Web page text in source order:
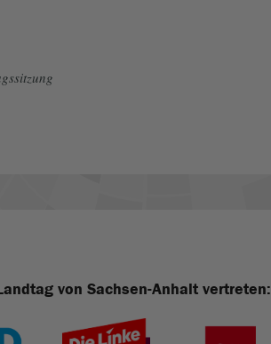
von Sachsen-Anhalt vertreten: